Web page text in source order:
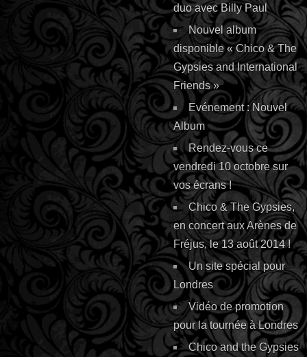
duo avec Billy Paul
Nouvel album
disponible « Chico & The
Gypsies and International
Friends »
Evénement : Nouvel
Album
Rendez-vous ce
vendredi 10 octobre sur
vos écrans !
Chico & The Gypsies,
en concert aux Arènes de
Fréjus, le 13 août 2014 !
Un site spécial pour
Londres
Vidéo de promotion
pour la tournée à Londres
Chico and the Gypsies